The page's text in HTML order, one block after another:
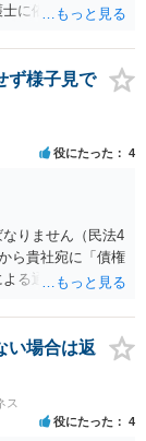
に依頼すること
。
ず様子見で
役にたった 4
りません（民法4
ら貴社宛に「債権
る通知ではない
あるとすら指摘
からの「債権譲渡
委託を受けてなさ
アされていたと
を提起する場
せん。 「譲渡人
い場合は返
ス
役にたった 4